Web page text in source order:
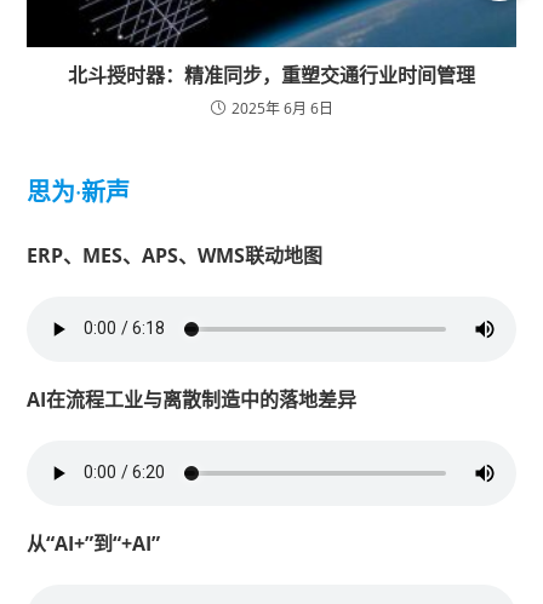
北斗授时器：精准同步，重塑交通行业时间管理
2025年 6月 6日
思为·新声
ERP、MES、APS、WMS联动地图
AI在流程工业与离散制造中的落地差异
从“AI+”到“+AI”